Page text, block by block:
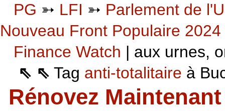
PG ➳ LFI ➳ Parlement de
Nouveau Front Populaire 2024
Finance Watch | aux urnes,
⇖ ⇖ Tag anti-totalitaire à
Rénovez